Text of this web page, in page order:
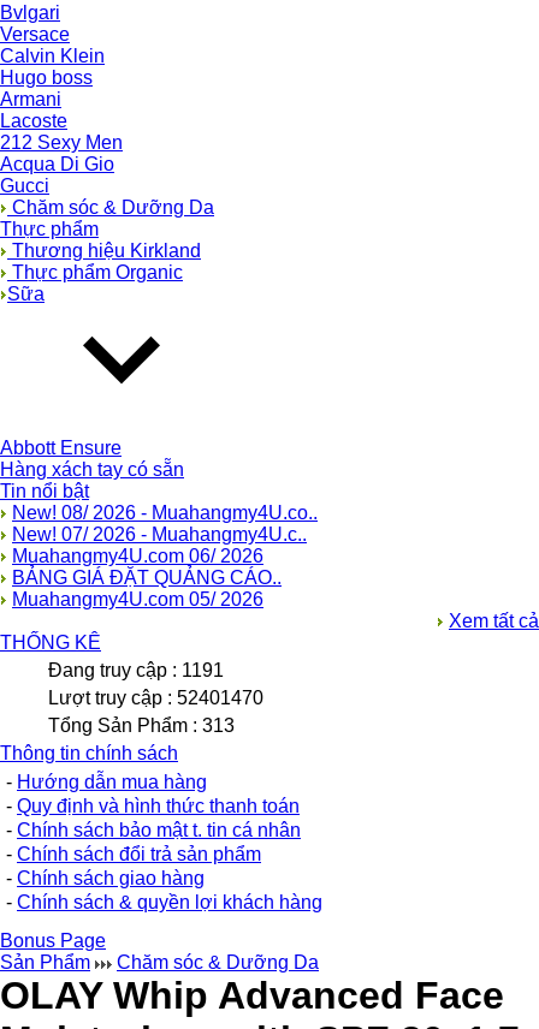
Bvlgari
Versace
Calvin Klein
Hugo boss
Armani
Lacoste
212 Sexy Men
Acqua Di Gio
Gucci
Chăm sóc & Dưỡng Da
Thực phẩm
Thương hiệu Kirkland
Thực phẩm Organic
Sữa
Abbott Ensure
Hàng xách tay có sẵn
Tin nổi bật
New! 08/ 2026 - Muahangmy4U.co..
New! 07/ 2026 - Muahangmy4U.c..
Muahangmy4U.com 06/ 2026
BẢNG GIÁ ĐẶT QUẢNG CÁO..
Muahangmy4U.com 05/ 2026
Xem tất cả
THỐNG KÊ
Đang truy cập : 1191
Lượt truy cập : 52401470
Tổng Sản Phẩm : 313
Thông tin chính sách
- Hướng dẫn mua hàng
- Quy định và hình thức thanh toán
- Chính sách bảo mật t. tin cá nhân
- Chính sách đổi trả sản phẩm
- Chính sách giao hàng
- Chính sách & quyền lợi khách hàng
Bonus Page
Sản Phẩm
Chăm sóc & Dưỡng Da
OLAY Whip Advanced Face